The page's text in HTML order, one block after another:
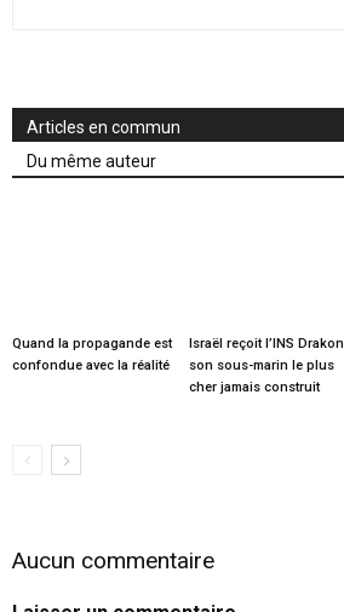
Articles en commun
Du même auteur
Quand la propagande est
confondue avec la réalité
Israël reçoit l’INS Drakon,
son sous-marin le plus
cher jamais construit
Aucun commentaire